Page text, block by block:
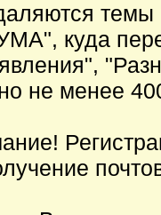
куда
не менее